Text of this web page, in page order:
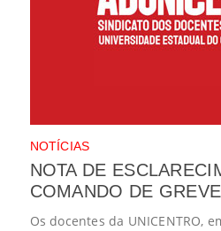
NOTÍCIAS
NOTA DE
COMANDO DE
Os docentes da UNICENTRO,